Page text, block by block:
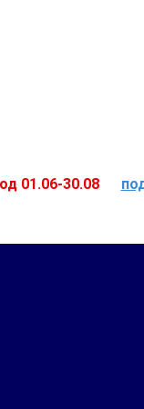
01.06-30.08